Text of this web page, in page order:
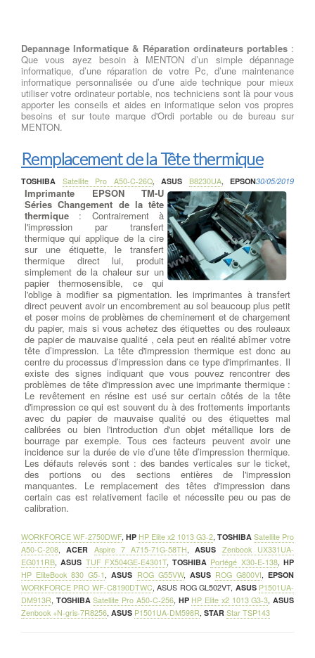
Depannage Informatique & Réparation ordinateurs portables:
Que vous ayez besoin à MENTON d’un simple dépannage
informatique, d’une réparation de votre Pc, d’une maintenance
informatique personnalisée ou d’une aide technique pour mieux
utiliser votre ordinateur portable, nos techniciens sont là pour vous
apporter les conseils et aides en informatique selon vos propres
besoins et sur toute marque d'Ordi portable ou de bureau sur
MENTON.
Remplacement de la Tête thermique
30/05/2019
Imprimante EPSON TM-U
Séries Changement de la tête
thermique : Contrairement à
l'impression par transfert
thermique qui applique de la cire
sur une étiquette, le transfert
thermique direct lui, produit
simplement de la chaleur sur un
papier thermosensible, ce qui
l'oblige à modifier sa pigmentation. les imprimantes à transfert
direct peuvent avoir un encombrement au sol beaucoup plus petit
et poser moins de problèmes de cheminement et de chargement
du papier, mais si vous achetez des étiquettes ou des rouleaux
de papier de mauvaise qualité , cela peut en réalité abîmer votre
tête d’impression. La tête d'impression thermique est donc au
centre du processus d’impression dans ce type d'imprimantes. Il
existe des signes indiquant que vous pouvez rencontrer des
problèmes de tête d'impression avec une imprimante thermique :
Le revêtement en résine est usé sur certain côtés de la tête
d'impression ce qui est souvent du à des frottements importants
avec du papier de mauvaise qualité ou des étiquettes mal
calibrées ou bien l'introduction d'un objet métallique lors de
bourrage par exemple. Tous ces facteurs peuvent avoir une
incidence sur la durée de vie d’une tête d’impression thermique.
Les défauts relevés sont : des bandes verticales sur le ticket,
des portions ou des sections entières de l'impression
manquantes. Le remplacement des têtes d'impression dans
certain cas est relativement facile et nécessite peu ou pas de
calibration.
TOSHIBA Satellite Pro A50-C-26Q, ASUS B8230UA, EPSON
WORKFORCE WF-2750DWF, HP HP Elite x2 1013 G3-2, TOSHIBA Satellite Pro
A50-C-208,ACER Aspire 7 A715-71G-58TH,ASUS Zenbook UX331UA-
EG011RB,ASUS TUF FX504GE-E4301T,TOSHIBA Portégé X30-E-138,HP
HP EliteBook 830 G5-1 ,ASUS ROG G55VW, ASUS ROG G800VI,EPSON
WORKFORCE PRO WF-C8190DTWC,ASUS ROG GL502VT, ASUS P1501UA-
DM913R, TOSHIBA Satellite Pro A50-C-256, HP HP Elite x2 1013 G3-3,ASUS
Zenbook +N-gris-7R8256, ASUS P1501UA-DM598R, STAR Star TSP143